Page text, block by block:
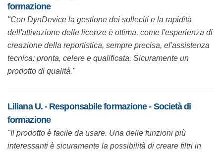
formazione
"Con DynDevice la gestione dei solleciti e la rapidità
dell'attivazione delle licenze è ottima, come l'esperienza di
creazione della reportistica, sempre precisa, el'assistenza
tecnica: pronta, celere e qualificata. Sicuramente un
prodotto di qualità."
Liliana U. - Responsabile formazione - Società di
formazione
"Il prodotto è facile da usare. Una delle funzioni più
interessanti è sicuramente la possibilità di creare filtri in